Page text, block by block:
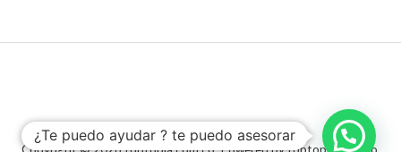
¿Te puedo ayudar ? te puedo asesorar